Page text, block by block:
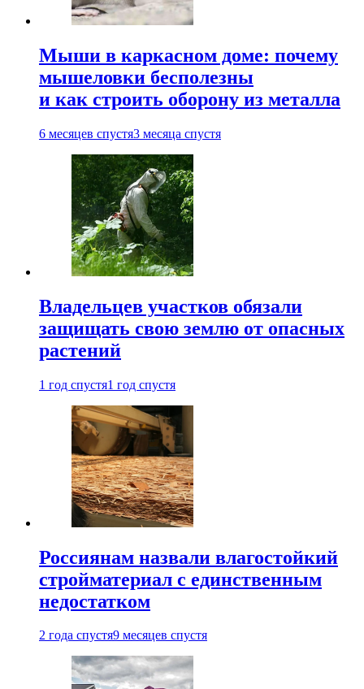
Мыши в каркасном доме: почему
мышеловки бесполезны
и как строить оборону из металла
6 месяцев спустя3 месяца спустя
Владельцев участков обязали
защищать свою землю от опасных
растений
1 год спустя1 год спустя
Россиянам назвали влагостойкий
стройматериал с единственным
недостатком
2 года спустя9 месяцев спустя